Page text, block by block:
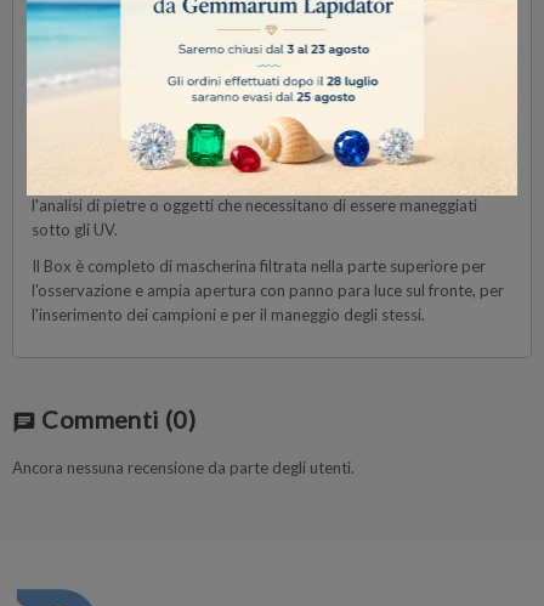
Lampada Professionale a due tubi UV da 4 watt onde corte 254nm
e onde lunghe 365 nm mascherati da speciali filtri e con accensione
Lampada robusta e maneggevole per un uso professionale e
Per semplificare l'utilizzo della lampada si consiglia il suo box C10,
utile per la selezione delle pietre, per l'analisi di minerali e per
l'analisi di pietre o oggetti che necessitano di essere maneggiati
sotto gli UV.
Il Box è completo di mascherina filtrata nella parte superiore per
l'osservazione e ampia apertura con panno para luce sul fronte, per
l'inserimento dei campioni e per il maneggio degli stessi.
chat Commenti (0)
Ancora nessuna recensione da parte degli utenti.